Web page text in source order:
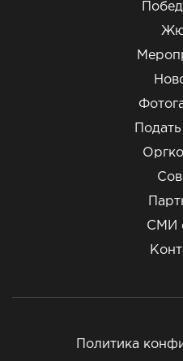
СМИ
Политика